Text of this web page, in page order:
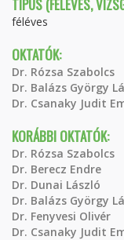
TÍPUS (FÉLÉVES,
féléves
OKTATÓK:
Dr. Rózsa Szabolcs
Dr. Balázs György
Dr. Csanaky Judit
KORÁBBI OKTATÓK:
Dr. Rózsa Szabolcs
Dr. Berecz Endre
Dr. Dunai László
Dr. Balázs György
Dr. Fenyvesi Olivér
Dr. Csanaky Judit